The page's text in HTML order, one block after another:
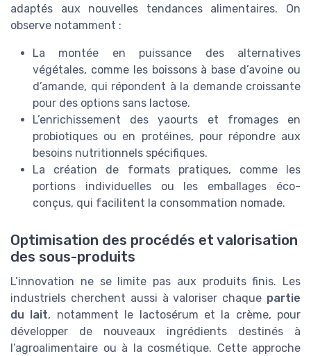
adaptés aux nouvelles tendances alimentaires. On
observe notamment :
La montée en puissance des alternatives
végétales, comme les boissons à base d’avoine ou
d’amande, qui répondent à la demande croissante
pour des options sans lactose.
L’enrichissement des yaourts et fromages en
probiotiques ou en protéines, pour répondre aux
besoins nutritionnels spécifiques.
La création de formats pratiques, comme les
portions individuelles ou les emballages éco-
conçus, qui facilitent la consommation nomade.
Optimisation des procédés et valorisation
des sous-produits
L’innovation ne se limite pas aux produits finis. Les
industriels cherchent aussi à valoriser chaque partie
du lait, notamment le lactosérum et la crème, pour
développer de nouveaux ingrédients destinés à
l’agroalimentaire ou à la cosmétique. Cette approche